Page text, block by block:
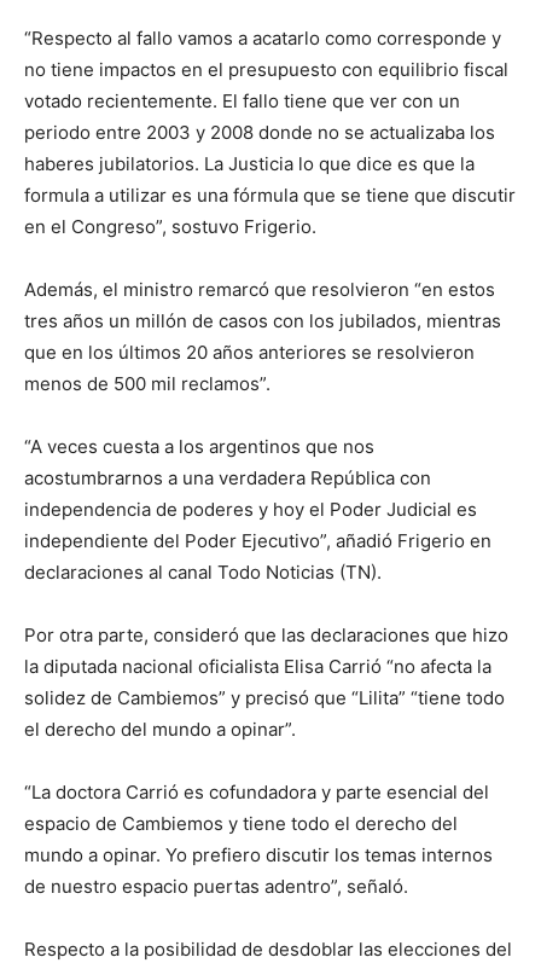
“Respecto al fallo vamos a acatarlo como corresponde y
no tiene impactos en el presupuesto con equilibrio fiscal
votado recientemente. El fallo tiene que ver con un
periodo entre 2003 y 2008 donde no se actualizaba los
haberes jubilatorios. La Justicia lo que dice es que la
formula a utilizar es una fórmula que se tiene que discutir
en el Congreso”, sostuvo Frigerio.
Además, el ministro remarcó que resolvieron “en estos
tres años un millón de casos con los jubilados, mientras
que en los últimos 20 años anteriores se resolvieron
menos de 500 mil reclamos”.
“A veces cuesta a los argentinos que nos
acostumbrarnos a una verdadera República con
independencia de poderes y hoy el Poder Judicial es
independiente del Poder Ejecutivo”, añadió Frigerio en
declaraciones al canal Todo Noticias (TN).
Por otra parte, consideró que las declaraciones que hizo
la diputada nacional oficialista Elisa Carrió “no afecta la
solidez de Cambiemos” y precisó que “Lilita” “tiene todo
el derecho del mundo a opinar”.
“La doctora Carrió es cofundadora y parte esencial del
espacio de Cambiemos y tiene todo el derecho del
mundo a opinar. Yo prefiero discutir los temas internos
de nuestro espacio puertas adentro”, señaló.
Respecto a la posibilidad de desdoblar las elecciones del